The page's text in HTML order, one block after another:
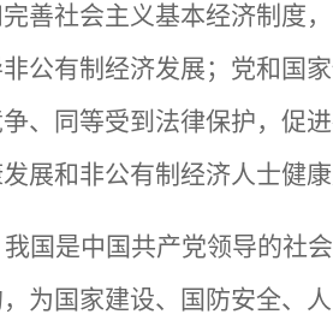
善社会主义基本经济制度
公有制经济发展；党和国
、同等受到法律保护，促
展和非公有制经济人士健
国是中国共产党领导的社
为国家建设、国防安全、